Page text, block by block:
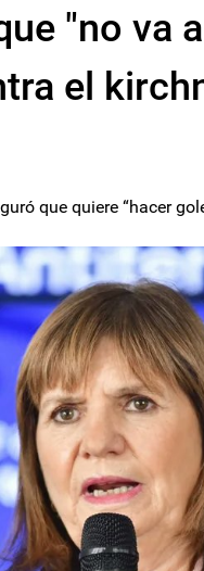
"no va
el
que quiere “hacer